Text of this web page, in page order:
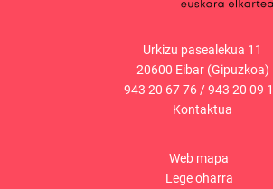
Urkizu pasealekua 11
20600 Eibar (Gipuzkoa)
943 20 67 76 /943 20 09
Kontaktua
Web mapa
Lege oharra